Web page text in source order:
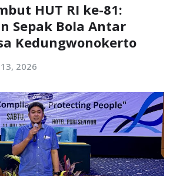
HUT RI ke-81:
Sepak Bola Antar
Kedungwonokerto
13, 2026